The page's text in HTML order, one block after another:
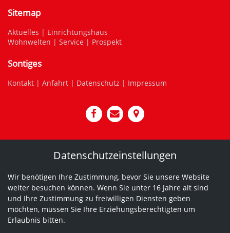
Sitemap
Aktuelles | Einrichtungshaus
Wohnwelten | Service | Prospekt
Sontiges
Kontakt | Anfahrt | Datenschutz | Impressum
Datenschutzeinstellungen
Wir benötigen Ihre Zustimmung, bevor Sie unsere Website
weiter besuchen können. Wenn Sie unter 16 Jahre alt sind
und Ihre Zustimmung zu freiwilligen Diensten geben
möchten, müssen Sie Ihre Erziehungsberechtigten um
Erlaubnis bitten.